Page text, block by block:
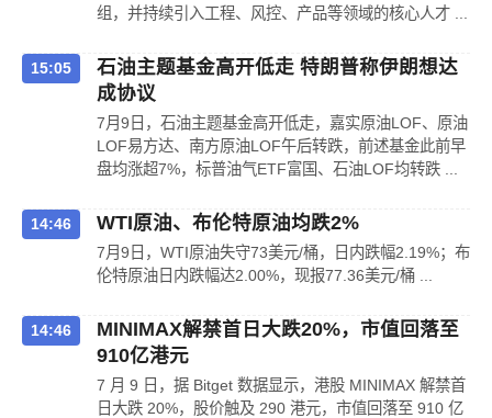
组，并持续引入工程、风控、产品等领域的核心人才 ...
15:05
石油主题基金高开低走 特朗普称伊朗想达
成协议
7月9日，石油主题基金高开低走，嘉实原油LOF、原油
LOF易方达、南方原油LOF午后转跌，前述基金此前早
盘均涨超7%，标普油气ETF富国、石油LOF均转跌 ...
14:46 WTI原油、布伦特原油均跌2%
7月9日，WTI原油失守73美元/桶，日内跌幅2.19%；布
伦特原油日内跌幅达2.00%，现报77.36美元/桶 ...
14:46
MINIMAX解禁首日大跌20%，市值回落至
910亿港元
7 月 9 日，据 Bitget 数据显示，港股 MINIMAX 解禁首
日大跌 20%，股价触及 290 港元，市值回落至 910 亿